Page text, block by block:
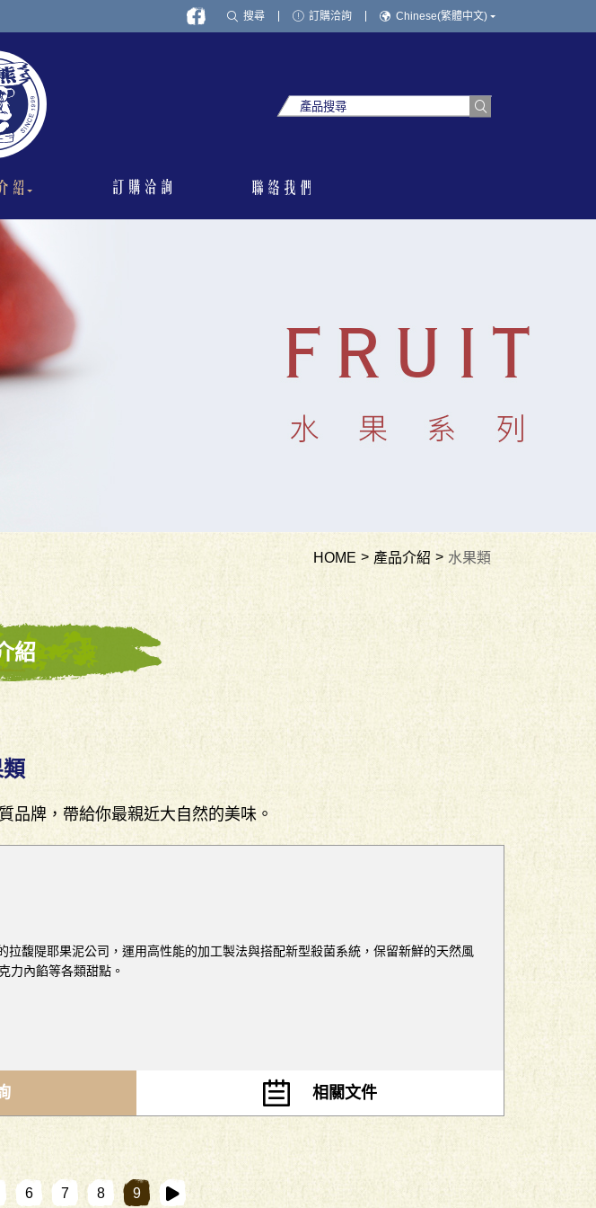
搜尋 訂購洽詢 Chinese(繁體中文)
HOME 產品介紹 水果類
紹
品牌，帶給你最親近大自然的美味。
拉馥隄耶果泥公司，運用高性能的加工製法與搭配新型殺菌系統，保留新鮮的天然風
力內餡等各類甜點。
相關文件
6 7 8 9